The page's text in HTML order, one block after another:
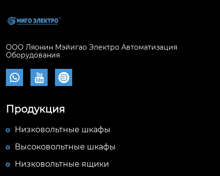
ООО Ляонин Мэйигао Электро Автоматизация
Оборудования
  
Продукция
Низковольтные шкафы
Высоковольтные шкафы
Низковольтные ящики